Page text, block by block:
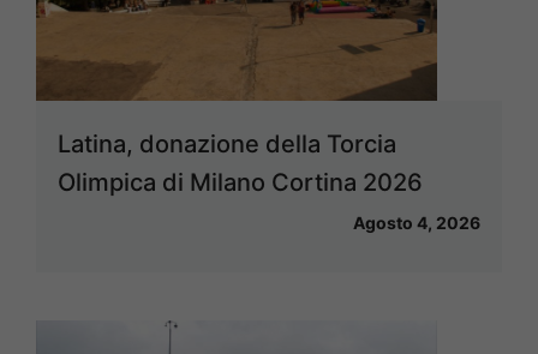
Latina, donazione della Torcia
Olimpica di Milano Cortina 2026
Agosto 4, 2026